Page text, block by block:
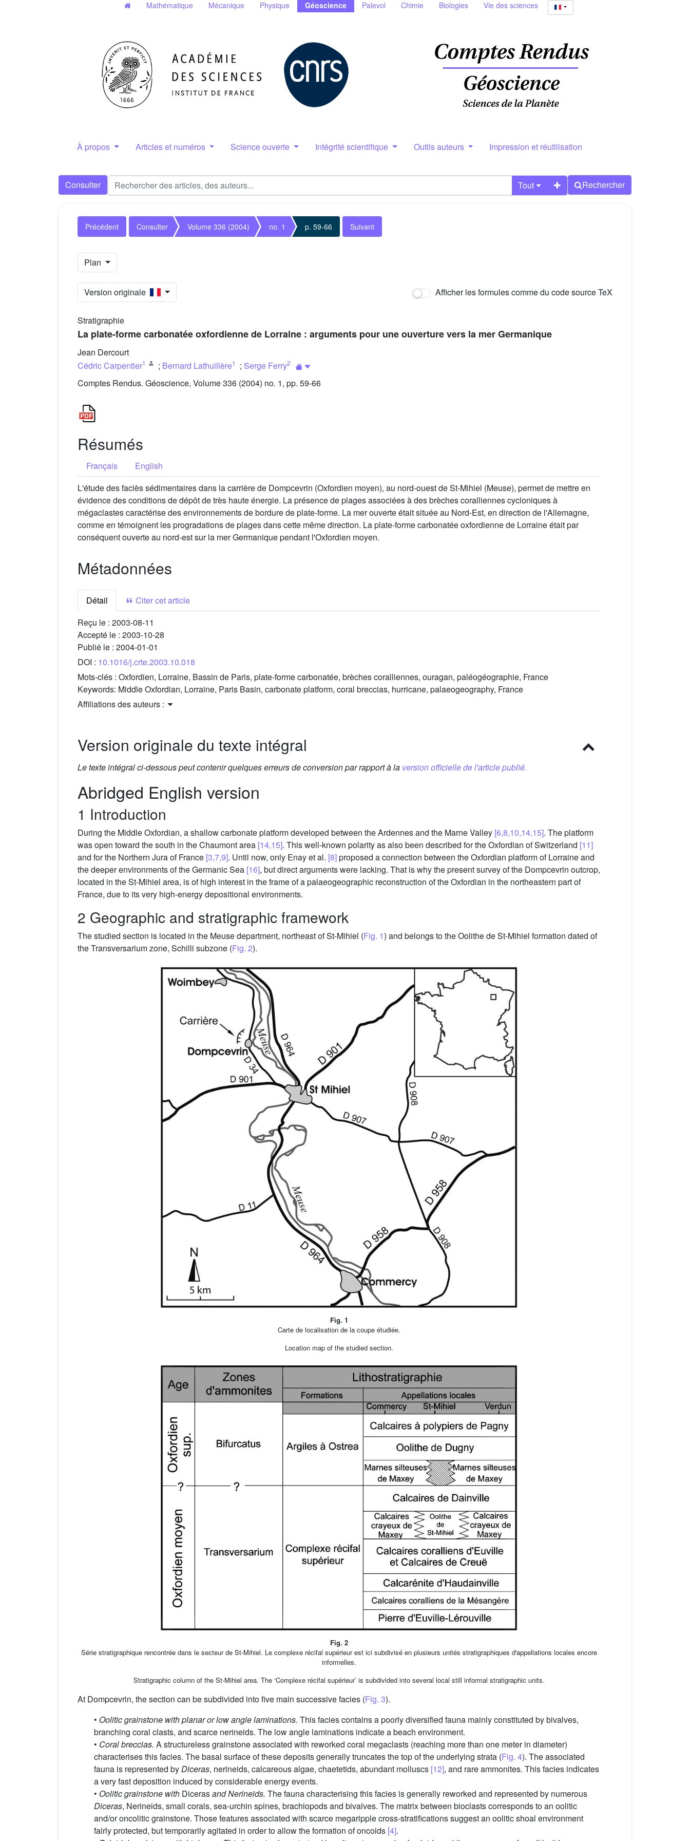
Mathématique Mécanique Physique Géoscience Palevol Chimie Biologies Vie des sciences
À propos Articles et numéros Science ouverte Intégrité scientifique Outils auteurs Impression et réutilisation
Consulter Tout Rechercher
Précédent Consulter Volume 336 (2004) no. 1 p. 59-66 Suivant
Plan
Version originale Afficher les formules comme du code source TeX
Stratigraphie
La plate-forme carbonatée oxfordienne de Lorraine : arguments pour une ouverture vers la mer Germanique
Jean Dercourt
Cédric Carpentier1 ; Bernard Lathuilière1 ; Serge Ferry2
Comptes Rendus. Géoscience, Volume 336 (2004) no. 1, pp. 59-66
Résumés
Français
English
L'étude des faciès sédimentaires dans la carrière de Dompcevrin (Oxfordien moyen), au nord-ouest de St-Mihiel (Meuse), permet de mettre en
évidence des conditions de dépôt de très haute énergie. La présence de plages associées à des brèches coralliennes cycloniques à
mégaclastes caractérise des environnements de bordure de plate-forme. La mer ouverte était située au Nord-Est, en direction de l'Allemagne,
comme en témoignent les progradations de plages dans cette même direction. La plate-forme carbonatée oxfordienne de Lorraine était par
conséquent ouverte au nord-est sur la mer Germanique pendant l'Oxfordien moyen.
Métadonnées
Détail
Citer cet article
Reçu le : 2003-08-11
Accepté le : 2003-10-28
Publié le : 2004-01-01
DOI : 10.1016/j.crte.2003.10.018
Mots-clés : Oxfordien, Lorraine, Bassin de Paris, plate-forme carbonatée, brèches coralliennes, ouragan, paléogéographie, France
Keywords: Middle Oxfordian, Lorraine, Paris Basin, carbonate platform, coral breccias, hurricane, palaeogeography, France
Affiliations des auteurs :
Version originale du texte intégral
Le texte intégral ci-dessous peut contenir quelques erreurs de conversion par rapport à la version officielle de l'article publié.
Abridged English version
1 Introduction
During the Middle Oxfordian, a shallow carbonate platform developed between the Ardennes and the Marne Valley [6,8,10,14,15]. The platform
was open toward the south in the Chaumont area [14,15]. This well-known polarity as also been described for the Oxfordian of Switzerland [11]
and for the Northern Jura of France [3,7,9]. Until now, only Enay et al. [8]proposed a connection between the Oxfordian platform of Lorraine and
the deeper environments of the Germanic Sea [16], but direct arguments were lacking. That is why the present survey of the Dompcevrin outcrop,
located in the St-Mihiel area, is of high interest in the frame of a palaeogeographic reconstruction of the Oxfordian in the northeastern part of
France, due to its very high-energy depositional environments.
2 Geographic and stratigraphic framework
The studied section is located in the Meuse department, northeast of St-Mihiel (Fig. 1) and belongs to the Oolithe de St-Mihiel formation dated of
the Transversarium zone, Schilli subzone (Fig. 2).
Fig. 1
Carte de localisation de la coupe étudiée.
Location map of the studied section.
Fig. 2
Série stratigraphique rencontrée dans le secteur de St-Mihiel. Le complexe récifal supérieur est ici subdivisé en plusieurs unités stratigraphiques d'appellations locales encore
informelles.
Stratigraphic column of the St-Mihiel area. The ‘Complexe récifal supérieur’ is subdivided into several local still informal stratigraphic units.
At Dompcevrin, the section can be subdivided into five main successive facies (Fig. 3).
• Oolitic grainstone with planar or low angle laminations. This facies contains a poorly diversified fauna mainly constituted by bivalves,
branching coral clasts, and scarce nerineids. The low angle laminations indicate a beach environment.
• Coral breccias. A structureless grainstone associated with reworked coral megaclasts (reaching more than one meter in diameter)
characterises this facies. The basal surface of these deposits generally truncates the top of the underlying strata (Fig. 4). The associated
fauna is represented byDiceras, nerineids, calcareous algae, chaetetids, abundant molluscs [12], and rare ammonites. This facies indicates
a very fast deposition induced by considerable energy events.
• Oolitic grainstone with Dicerasand Nerineids. The fauna characterising this facies is generally reworked and represented by numerous
Diceras, Nerineids, small corals, sea-urchin spines, brachiopods and bivalves. The matrix between bioclasts corresponds to an oolitic
and/or oncolitic grainstone. Those features associated with scarce megaripple cross-stratifications suggest an oolitic shoal environment
fairly protected, but temporarily agitated in order to allow the formation of oncoids [4].